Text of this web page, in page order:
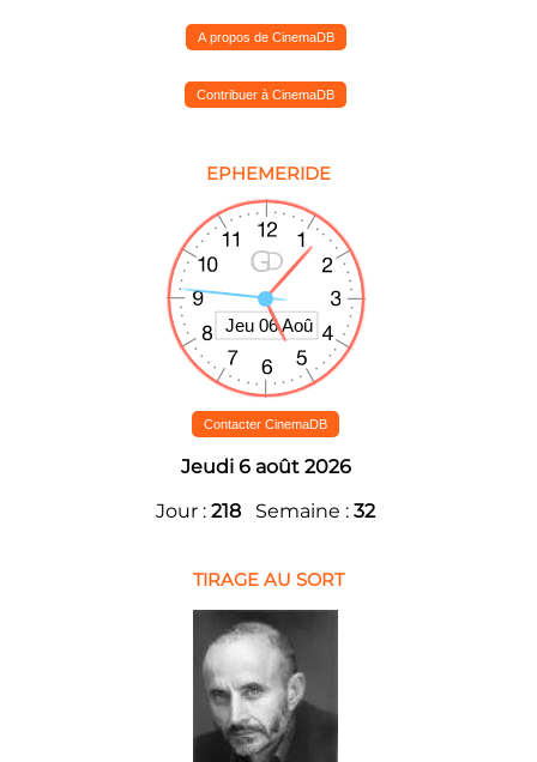
A propos de CinemaDB
Contribuer à CinemaDB
EPHEMERIDE
Contacter CinemaDB
Jeudi 6 août 2026
Jour : 218 Semaine : 32
TIRAGE AU SORT